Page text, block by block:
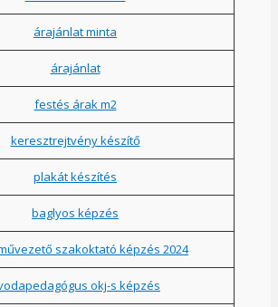
árajánlat minta
árajánlat
festés árak m2
keresztrejtvény készítő
plakát készítés
baglyos képzés
szakoktató képzés 2024
okj-s képzés